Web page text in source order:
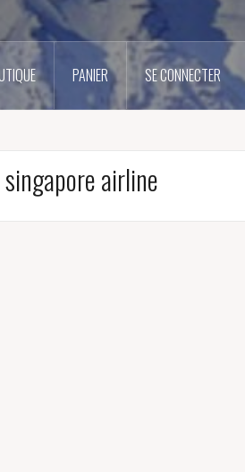
PANIER SE CONNECTER
singapore airline